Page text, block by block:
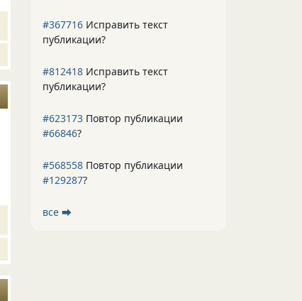
#367716 Исправить текст
публикации?
#812418 Исправить текст
публикации?
#623173 Повтор публикации
#66846?
#568558 Повтор публикации
#129287?
все ⮕